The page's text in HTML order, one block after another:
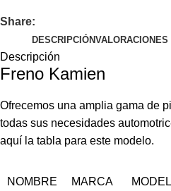
Share:
DESCRIPCIÓNVALORACIONES
Descripción
Freno Kamien
Ofrecemos una amplia gama de
todas sus necesidades
aquí la tabla para este modelo.
NOMBRE MARCA